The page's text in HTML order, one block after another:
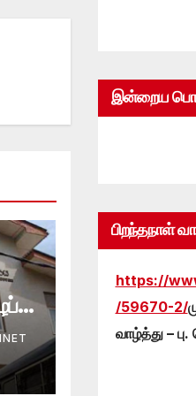
இன்றைய
பிறந்தநாள்
https://
/59670-2/
வாழ்த்து –